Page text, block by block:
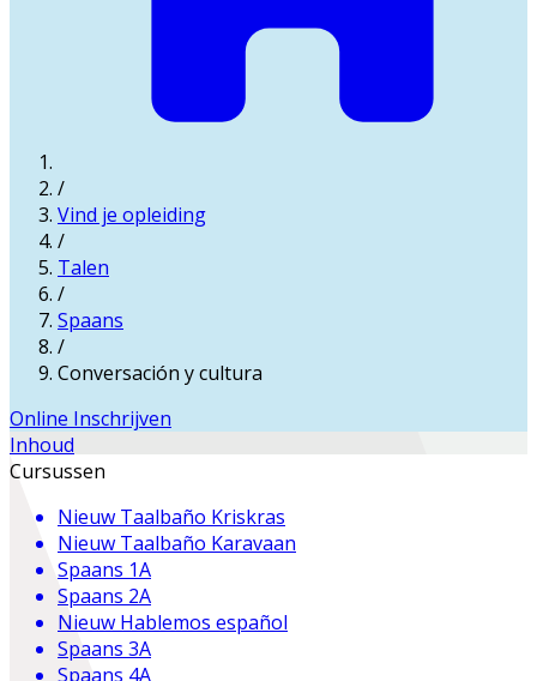
/
Vind je opleiding
/
Talen
/
Spaans
/
Conversación y cultura
Online Inschrijven
Inhoud
Cursussen
Nieuw Taalbaño Kriskras
Nieuw Taalbaño Karavaan
Spaans 1A
Spaans 2A
Nieuw Hablemos español
Spaans 3A
Spaans 4A